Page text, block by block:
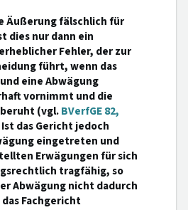
Äußerung fälschlich für
dies nur dann ein
Fehler, der zur
führt, wenn das
eine Abwägung
vornimmt und die
(vgl.BVerfGE 82,
Ist das Gericht jedoch
eingetreten und
Erwägungen für sich
tragfähig, so
Abwägung nicht dadurch
Fachgericht